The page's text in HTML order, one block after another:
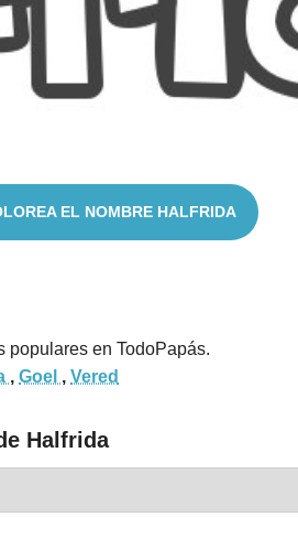
EL NOMBRE HALFRIDA
populares en TodoPapás.
, Goel , Vered
Halfrida